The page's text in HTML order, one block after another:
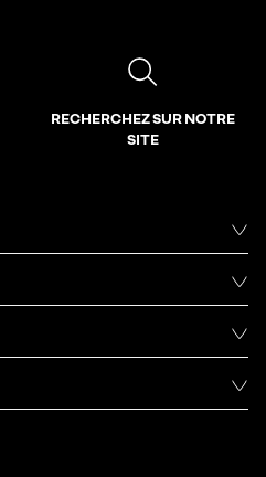
RECHERCHEZ SUR NOTRE
SITE